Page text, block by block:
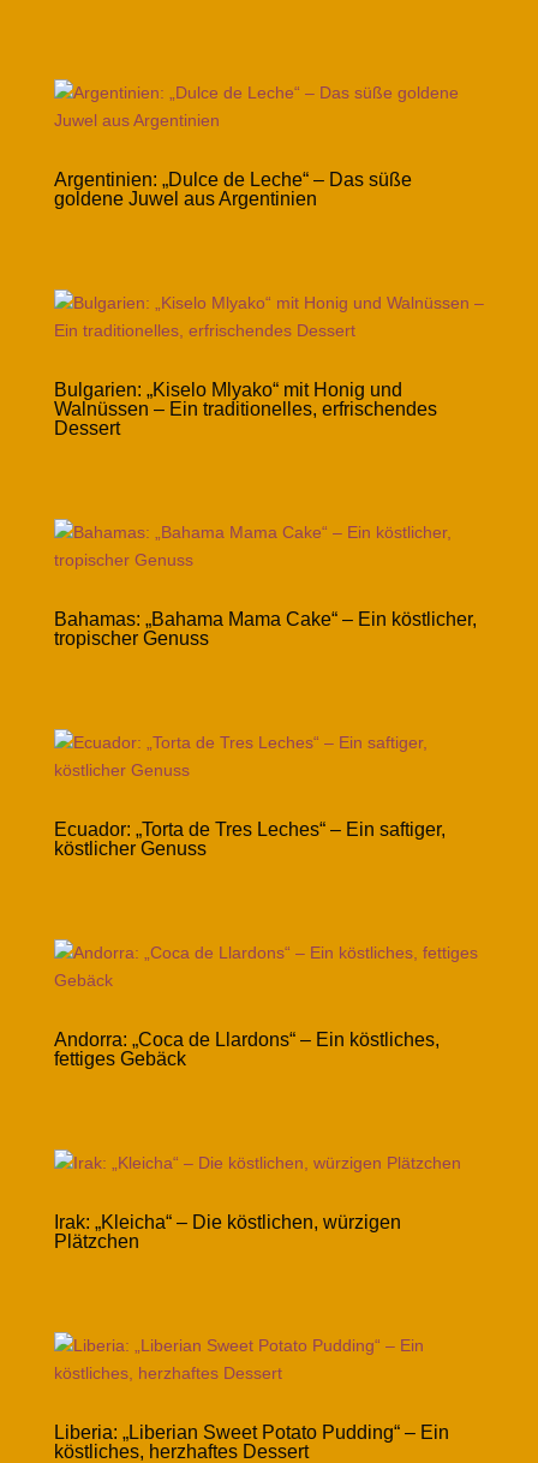
Argentinien: „Dulce de Leche“ – Das süße
goldene Juwel aus Argentinien
Bulgarien: „Kiselo Mlyako“ mit Honig und
Walnüssen – Ein traditionelles, erfrischendes
Dessert
Bahamas: „Bahama Mama Cake“ – Ein köstlicher,
tropischer Genuss
Ecuador: „Torta de Tres Leches“ – Ein saftiger,
köstlicher Genuss
Andorra: „Coca de Llardons“ – Ein köstliches,
fettiges Gebäck
Irak: „Kleicha“ – Die köstlichen, würzigen
Plätzchen
Liberia: „Liberian Sweet Potato Pudding“ – Ein
köstliches, herzhaftes Dessert